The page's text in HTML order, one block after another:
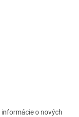
o nových